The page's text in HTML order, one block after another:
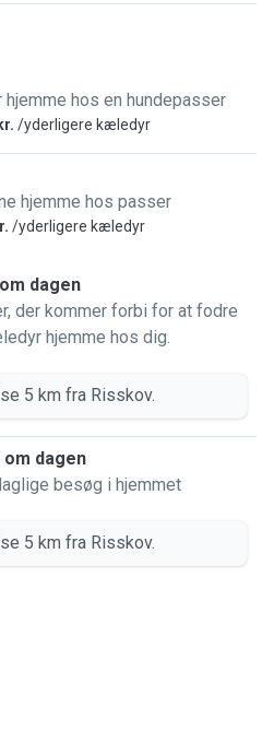
hjemme hos en hundepasser
/yderligere kæledyr
hjemme hos passer
/yderligere kæledyr
dagen
der kommer forbi for at fodre
hjemme hos dig.
5 km fra Risskov.
dagen
besøg i hjemmet
5 km fra Risskov.